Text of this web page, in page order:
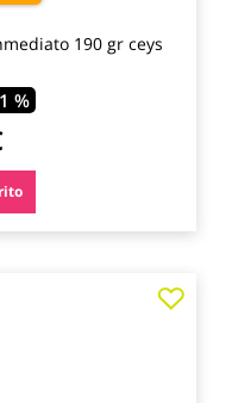
190 gr ceys
%